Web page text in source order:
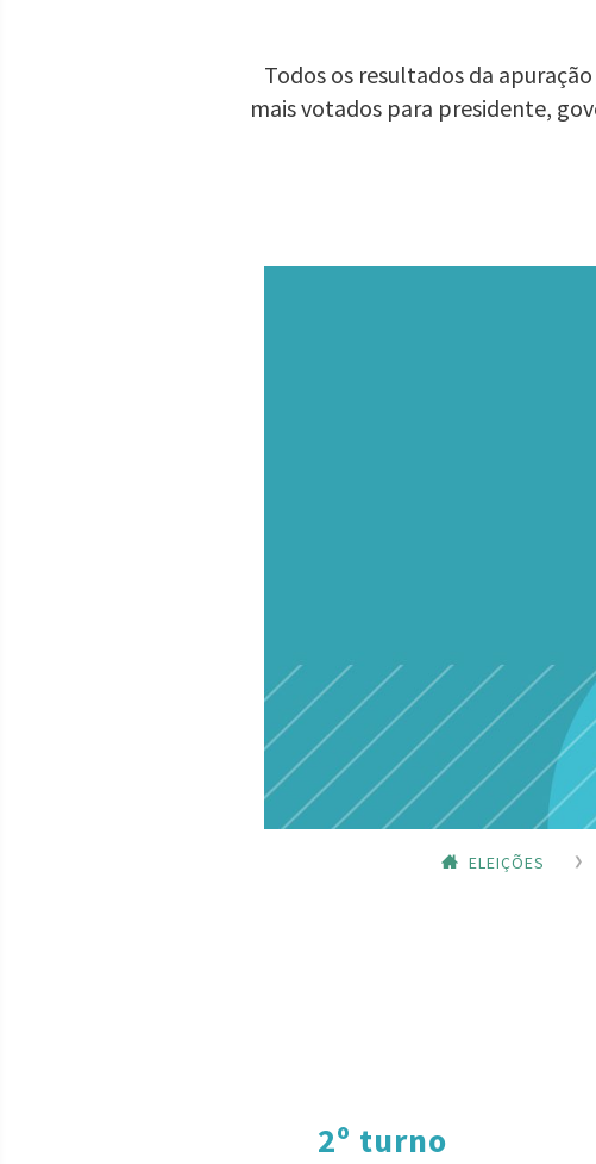
Todos os resultados da
mais votados para presidente,
ELEIÇÕES
2º turno